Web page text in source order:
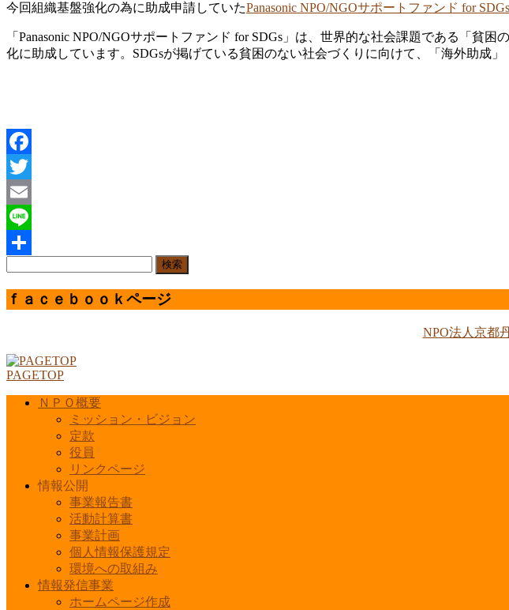
今回組織基盤強化の為に助成申請していたPanasonic NPO/NGOサポートファンド for
「Panasonic NPO/NGOサポートファンド for SDGs」は、世界的な社会課題である「貧
化に助成しています。SDGsが掲げている貧困のない社会づくりに向けて、「海外助成
Facebook
Twitter
Email
Line
有ｆａｃｅｂｏｏｋページ
NPO法人京都
PAGETOP
ＮＰＯ概要
ミッション・ビジョン
定款
役員
リンクページ
情報公開
事業報告書
活動計算書
事業計画
個人情報保護規定
環境への取組み
情報発信事業
ホームページ作成